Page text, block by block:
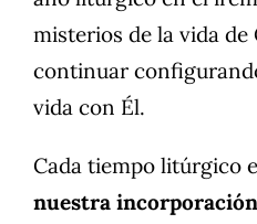
misterios de la vida de
continuar
vida con Él.
Cada tiempo litúrgico
nuestra